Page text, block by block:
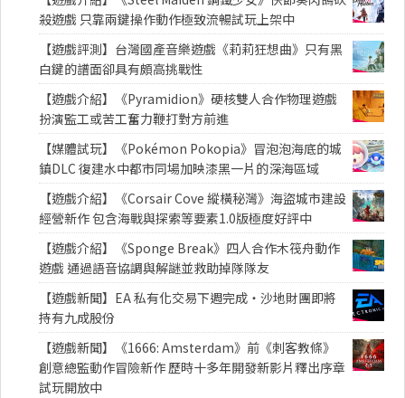
殺遊戲 只靠兩鍵操作動作極致流暢試玩上架中
【遊戲評測】台灣國產音樂遊戲《莉莉狂想曲》只有黑
白鍵的譜面卻具有頗高挑戰性
【遊戲介紹】《Pyramidion》硬核雙人合作物理遊戲
扮演監工或苦工奮力鞭打對方前進
【媒體試玩】《Pokémon Pokopia》冒泡泡海底的城
鎮DLC 復建水中都市同場加映漆黑一片的深海區域
【遊戲介紹】《Corsair Cove 縱橫秘灣》海盜城市建設
經營新作 包含海戰與探索等要素1.0版極度好評中
【遊戲介紹】《Sponge Break》四人合作木筏舟動作
遊戲 通過語音協調與解謎並救助掉隊隊友
【遊戲新聞】EA 私有化交易下週完成・沙地財團即將
持有九成股份
【遊戲新聞】《1666: Amsterdam》前《刺客教條》
創意總監動作冒險新作 歷時十多年開發新影片釋出序章
試玩開放中